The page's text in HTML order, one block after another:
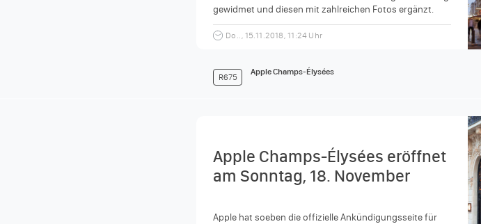
gewidmet und diesen mit zahlreichen Fotos ergänzt.
"Apple hat heute...
Do.., 15.11.2018, 11:24 Uhr
R675
Apple Champs-Élysées
Apple Champs-Élysées eröffnet
am Sonntag, 18. November
Apple hat soeben die offizielle Ankündigungsseite für